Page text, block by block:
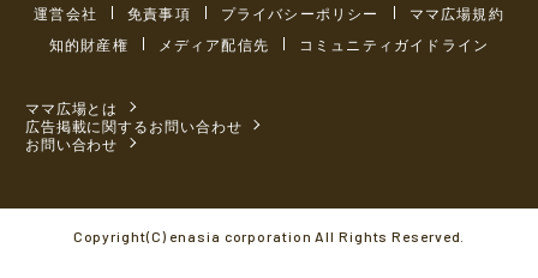
運営会社 免責事項 プライバシーポリシー
ママ広場規約
知的財産権
メディア配信先 コミュニティガイドライン
ママ広場とは
広告掲載に関するお問い合わせ
お問い合わせ
Copyright(C) enasia corporation All Rights Reserved.